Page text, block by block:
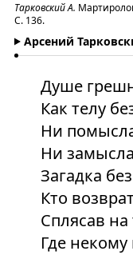
Тарковский А.
С. 136.
Арсений
Душе
Как телу
Ни
Ни
Загадка
Кто
Сплясав
Где некому